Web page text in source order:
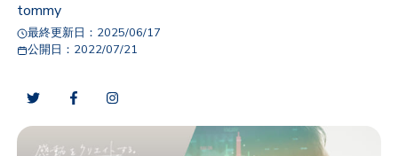
tommy
最終更新日： 2025/06/17
公開日： 2022/07/21